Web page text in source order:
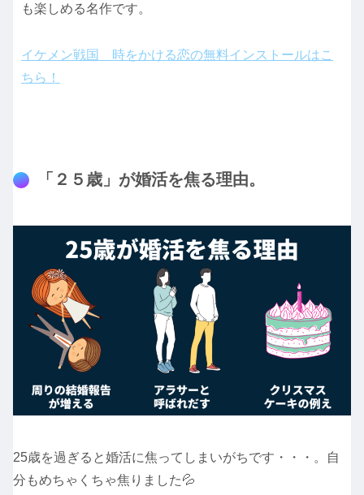
も楽しめる名作です。
イケメン戦国 時をかける恋の無料インストールはこ
ちら！
「２５歳」が婚活を焦る理由。
25歳を過ぎると婚活に焦ってしまいがちです・・・。自
分もめちゃくちゃ焦りました💦